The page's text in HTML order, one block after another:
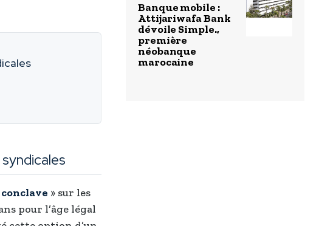
conclave » sur les
pour l’âge légal
Banque mobile :
Attijariwafa Bank
dévoile Simple.,
première
néobanque
marocaine